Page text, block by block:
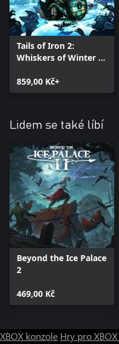
Tails of Iron 2:
Whiskers of Winter -
859,00 Kč+
Lidem se také líbí
Beyond the Ice Palace
2
469,00 Kč
XBOX konzole Hry pro XBOX